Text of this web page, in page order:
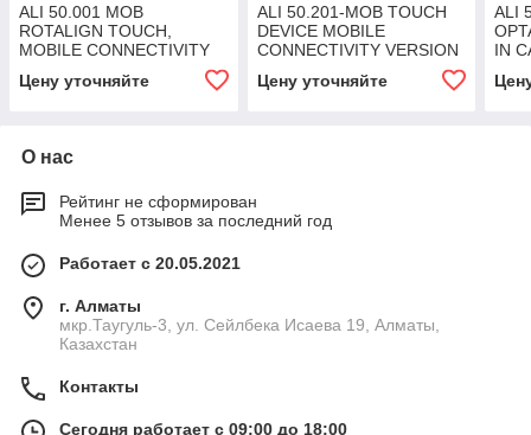
ALI 50.001 MOB
ROTALIGN TOUCH,
MOBILE CONNECTIVITY
Цену уточняйте
ALI 50.201-MOB TOUCH
DEVICE MOBILE
CONNECTIVITY VERSION
Цену уточняйте
ALI
IN
О нас
Рейтинг не сформирован
Менее 5 отзывов за последний год
Работает с 20.05.2021
г. Алматы
мкр.Таугуль-3, ул. Сейлбека Исаева 19, Алматы,
Казахстан
Контакты
Сегодня работает с 09:00 до 18:00